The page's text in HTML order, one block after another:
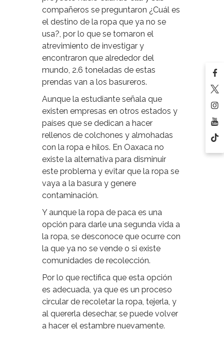
compañeros se preguntaron ¿Cuál es
el destino de la ropa que ya no se
usa?, por lo que se tomaron el
atrevimiento de investigar y
encontraron que alrededor del
mundo, 2.6 toneladas de estas
prendas van a los basureros.
Aunque la estudiante señala que
existen empresas en otros estados y
países que se dedican a hacer
rellenos de colchones y almohadas
con la ropa e hilos. En Oaxaca no
existe la alternativa para disminuir
este problema y evitar que la ropa se
vaya a la basura y genere
contaminación.
Y aunque la ropa de paca es una
opción para darle una segunda vida a
la ropa, se desconoce que ocurre con
la que ya no se vende o si existe
comunidades de recolección.
Por lo que rectifica que esta opción
es adecuada, ya que es un proceso
circular de recoletar la ropa, tejerla, y
al quererla desechar, se puede volver
a hacer el estambre nuevamente.